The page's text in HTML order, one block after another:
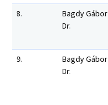
8.
Bagdy Gábor
Dr.
9.
Bagdy Gábor
Dr.